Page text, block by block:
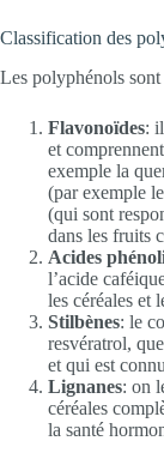
Classification des
Les polyphénols
Flavonoïdes:
et
exemple la
(par exemple
(qui sont
dans les fruits
Acides
l’acide
les céréales et
Stilbènes: le
resvératrol,
et qui est
Lignanes: on
céréales
la santé